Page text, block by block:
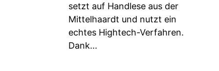
setzt auf Handlese aus der
Mittelhaardt und nutzt ein
echtes Hightech-Verfahren.
Dank...